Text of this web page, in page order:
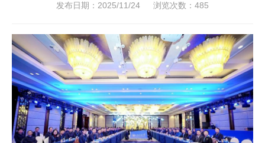
发布日期：2025/11/24 浏览次数： 485